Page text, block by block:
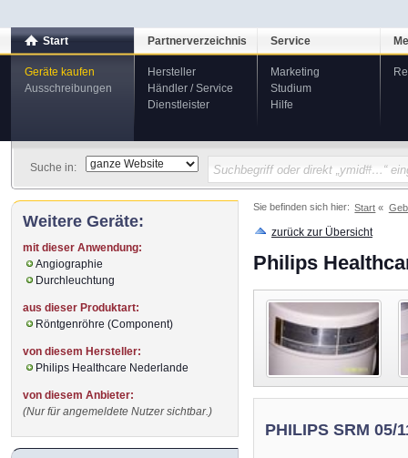
Start
Geräte kaufen
Ausschreibungen
Partnerverzeichnis
Hersteller
Händler / Service
Dienstleister
Service
Marketing
Studium
Hilfe
Suche in:
Sie befinden sich hier: Start
zurück zur Übersicht
Philips
PHILIPS SRM
Weitere Geräte:
mit dieser Anwendung:
Angiographie
Durchleuchtung
aus dieser Produktart:
Röntgenröhre (Component)
von diesem Hersteller:
Philips Healthcare Nederlande
von diesem Anbieter:
(Nur für angemeldete Nutzer sichtbar.)